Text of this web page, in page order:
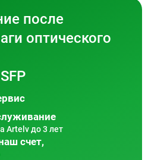
после
оптического
Artelv до 3 лет
счет,